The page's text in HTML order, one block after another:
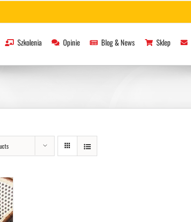
Szkolenia Opinie Blog & News Sklep